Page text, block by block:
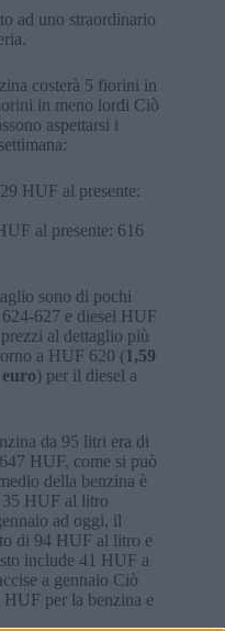
ad uno straordinario
costerà 5 fiorini in
in meno lordi Ciò
aspettarsi i
HUF al presente:
al presente: 616
sono di pochi
627 e diesel HUF
al dettaglio più
a HUF 620 (1,59
) per il diesel a
da 95 litri era di
HUF, come si può
della benzina è
35 HUF al litro
ad oggi, il
di 94 HUF al litro e
include 41 HUF a
a gennaio Ciò
per la benzina e